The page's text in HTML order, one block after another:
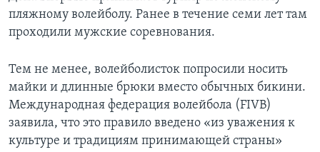
пляжному волейболу. Ранее в течение семи лет там
проходили мужские соревнования.
Тем не менее, волейболисток попросили носить
майки и длинные брюки вместо обычных бикини.
Международная федерация волейбола (FIVB)
заявила, что это правило введено «из уважения к
культуре и традициям принимающей страны»